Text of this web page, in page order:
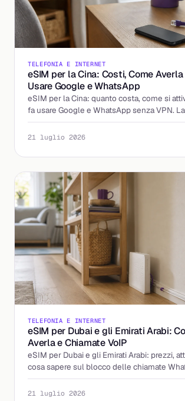
TELEFONIA E INTERNET
eSIM per la Cina: Costi, Come Averla
Usare Google e WhatsApp
eSIM per la Cina: quanto costa, come si
fa usare Google e WhatsApp senza VPN.
partire già connesso.
21 luglio 2026
TELEFONIA E INTERNET
eSIM per Dubai e gli Emirati Arabi:
Averla e Chiamate VoIP
eSIM per Dubai e gli Emirati Arabi: prezzi,
cosa sapere sul blocco delle chiamate
guida per partire preparato.
21 luglio 2026